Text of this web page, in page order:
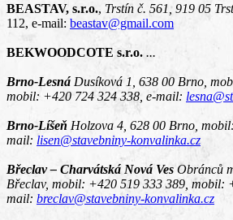
BEASTAV, s.r.o., Trstín č. 561, 919 05
112, e-mail: beastav@gmail.com
BEKWOODCOTE s.r.o. ...
Brno-Lesná Dusíková 1, 638 00 Brno,
mobil: +420 724 324 338, e-mail:
Brno-Líšeň Holzova 4, 628 00 Brno,
mail: lisen@stavebniny-konvalinka.cz
Břeclav – Charvátská Nová Ves Obránců
Břeclav, mobil: +420 519 333 389, mobil:
mail: breclav@stavebniny-konvalinka.cz